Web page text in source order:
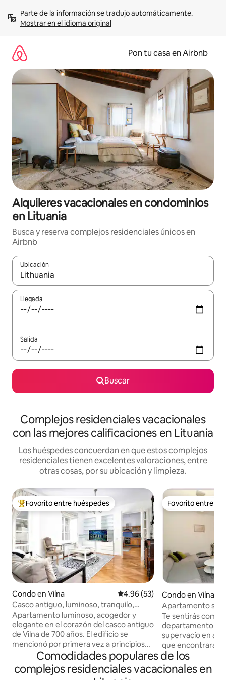
contenidoMostrar en el idioma original
Pon tu casa en Airbnb
Alquileres vacacionales en condominios
en Lituania
Busca y reserva complejos residenciales únicos en
Airbnb
Ubicación
Cuando los resultados estén disponibles, navega con las
Llegada
Salida
Buscar
Complejos residenciales vacacionales
con las mejores calificaciones en Lituania
Los huéspedes concuerdan en que estos complejos
residenciales tienen excelentes valoraciones, entre
otras cosas, por su ubicación y limpieza.
Favorito entre huéspedes preferido
Favorito entre huéspedes
Condo en Vilna Calificación promedio: 4.96 de
4.96 (53)
Casco antiguo, luminoso, tranquilo,
balcón, Netflix
Apartamento luminoso, acogedor y
elegante en el corazón del casco antiguo
de Vilna de 700 años. El edificio se
mencionó por primera vez a principios
del siglo XVII y tiene una larga historia.
Tan pronto como abres la puerta de
entrada, la belleza del espacio de
Favorito entre
Favorito entre
Condo en Vilna
Apartamento
ciudad
Te sentirás como
departamento
supervacío en
que encontrarán
Está cerca del
distrito de
tranquilo con
Comodidades populares de los
complejos residenciales vacacionales en